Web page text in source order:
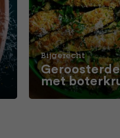
Bijgerecht
met